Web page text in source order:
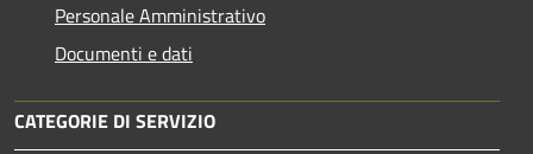
Personale Amministrativo
Documenti e dati
CATEGORIE DI SERVIZIO